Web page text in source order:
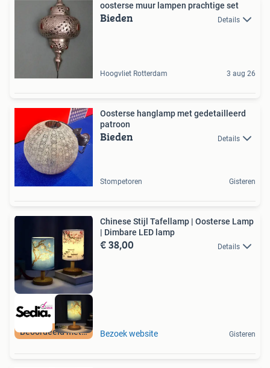
oosterse muur lampen prachtige set
Bieden Details
Hoogvliet Rotterdam 3 aug 26
Oosterse hanglamp met gedetailleerd
patroon
Bieden Details
Stompetoren Gisteren
Beoordeeld met 9+
Chinese Stijl Tafellamp | Oosterse Lamp
| Dimbare LED lamp
€ 38,00 Details
Bezoek website Gisteren